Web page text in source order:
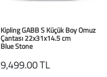
Koltuk Altı
Kipling GABB S Küçük Boy Omuz
Çantası 22x31x14.5 cm
Blue Stone
9,499.00 TL